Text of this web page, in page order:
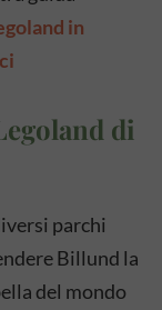
in
di
parchi
Billund la
del mondo